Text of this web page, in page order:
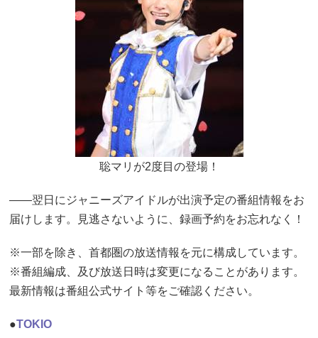
聡マリが2度目の登場！
――翌日にジャニーズアイドルが出演予定の番組情報をお
届けします。見逃さないように、録画予約をお忘れなく！
※一部を除き、首都圏の放送情報を元に構成しています。
※番組編成、及び放送日時は変更になることがあります。
最新情報は番組公式サイト等をご確認ください。
●TOKIO